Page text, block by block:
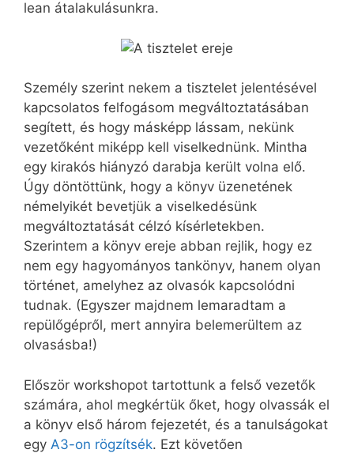
lean átalakulásunkra.
Személy szerint nekem a tisztelet jelentésével
kapcsolatos felfogásom megváltoztatásában
segített, és hogy másképp lássam, nekünk
vezetőként miképp kell viselkednünk. Mintha
egy kirakós hiányzó darabja került volna elő.
Úgy döntöttünk, hogy a könyv üzenetének
némelyikét bevetjük a viselkedésünk
megváltoztatását célzó kísérletekben.
Szerintem a könyv ereje abban rejlik, hogy ez
nem egy hagyományos tankönyv, hanem olyan
történet, amelyhez az olvasók kapcsolódni
tudnak. (Egyszer majdnem lemaradtam a
repülőgépről, mert annyira belemerültem az
olvasásba!)
Először workshopot tartottunk a felső vezetők
számára, ahol megkértük őket, hogy olvassák el
a könyv első három fejezetét, és a tanulságokat
egy A3-on rögzítsék. Ezt követően